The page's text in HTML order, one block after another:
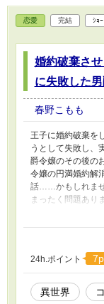
恋愛 完結 ｼｮ
婚約破棄さ
に失敗した
春野こもも
王子に婚約破棄を
うとして失敗し、
爵令嬢のその後の
令嬢の円満婚約解
話……かもしれま
まったく問題あり
界観を壊したくな
ふわりとお読みく
24h.ポイント
異世界